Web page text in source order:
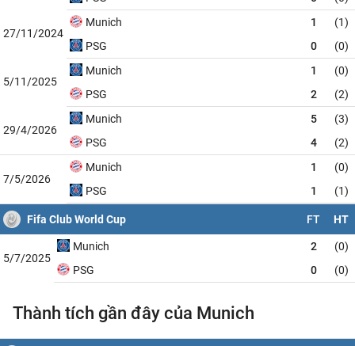
27/11/2024
Munich 1
(1)
PSG
0 (0)
5/11/2025
Munich 1
(0)
PSG
2 (2)
29/4/2026
Munich 5
(3)
PSG
4 (2)
7/5/2026
Munich 1
(0)
PSG
1 (1)
Fifa Club World Cup FT HT
5/7/2025
Munich 2
(0)
PSG
0 (0)
Thành tích gần đây của Munich